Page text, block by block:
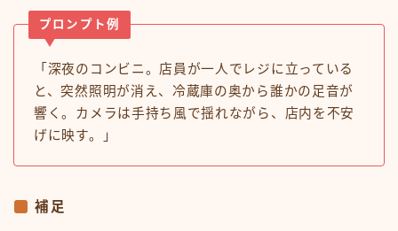
プロンプト例
「深夜のコンビニ。店員が一人でレジに立っている
と、突然照明が消え、冷蔵庫の奥から誰かの足音が
響く。カメラは手持ち風で揺れながら、店内を不安
げに映す。」
補足